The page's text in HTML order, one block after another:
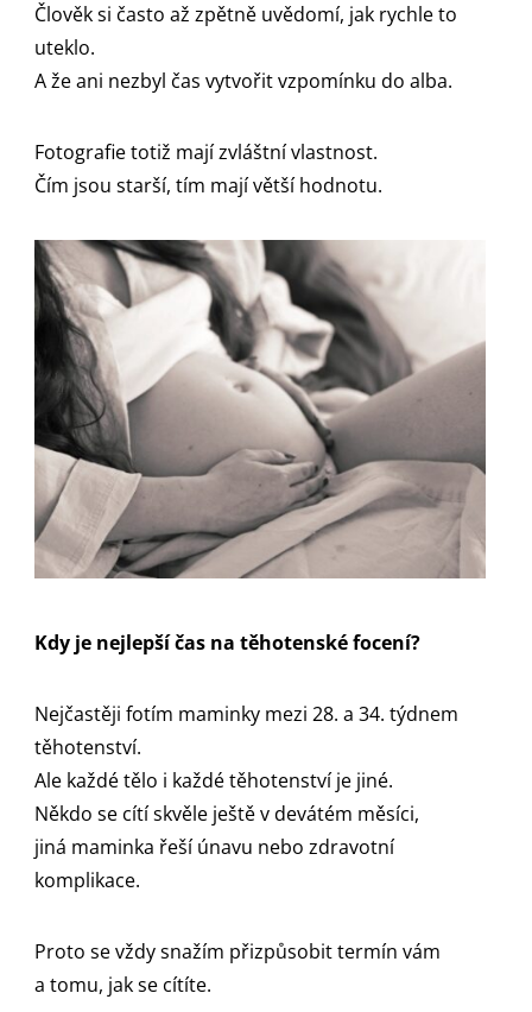
Člověk si často až zpětně uvědomí, jak rychle to
uteklo.
A že ani nezbyl čas vytvořit vzpomínku do alba.
Fotografie totiž mají zvláštní vlastnost.
Čím jsou starší, tím mají větší hodnotu.
Kdy je nejlepší čas na těhotenské focení?
Nejčastěji fotím maminky mezi 28. a 34. týdnem
těhotenství.
Ale každé tělo i každé těhotenství je jiné.
Někdo se cítí skvěle ještě v devátém měsíci,
jiná maminka řeší únavu nebo zdravotní
komplikace.
Proto se vždy snažím přizpůsobit termín vám
a tomu, jak se cítíte.